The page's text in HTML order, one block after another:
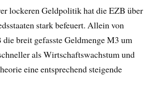
lockeren Geldpolitik hat die EZB über
stark befeuert. Allein von
breit gefasste Geldmenge M3 um
als Wirtschaftswachstum und
eine entsprechend steigende